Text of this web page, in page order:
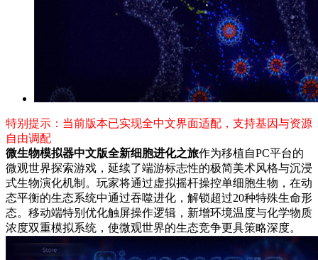
特别提示：当前版本已实现全中文界面适配，支持基因与资源
自由调配
微生物模拟器中文版全新细胞进化之旅作为移植自PC平台的
微观世界探索游戏，延续了端游标志性的极简美术风格与沉浸
式生物演化机制。玩家将通过虚拟摇杆操控单细胞生物，在动
态平衡的生态系统中通过吞噬进化，解锁超过20种特殊生命形
态。移动端特别优化触屏操作逻辑，新增环境温度与化学物质
浓度双重模拟系统，使微观世界的生态竞争更具策略深度。